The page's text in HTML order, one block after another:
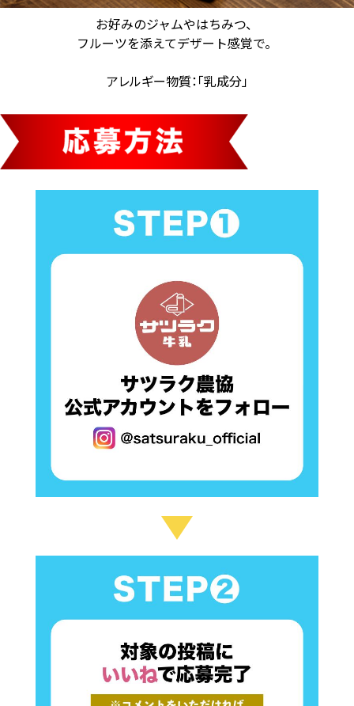
お好みのジャムやはちみつ、
フルーツを添えてデザート感覚で。
アレルギー物質：「乳成分」